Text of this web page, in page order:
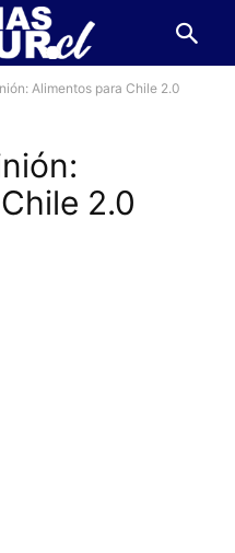
Alimentos para Chile 2.0
2.0